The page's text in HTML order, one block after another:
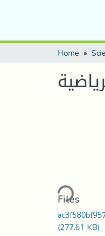
Home
Loading...
Files
(277.61 KB)